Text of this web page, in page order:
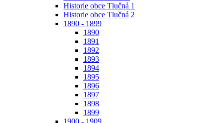
Historie obce Tlučná 1
Historie obce Tlučná 2
1890 - 1899
1890
1891
1892
1893
1894
1895
1896
1897
1898
1899
1900 - 1909